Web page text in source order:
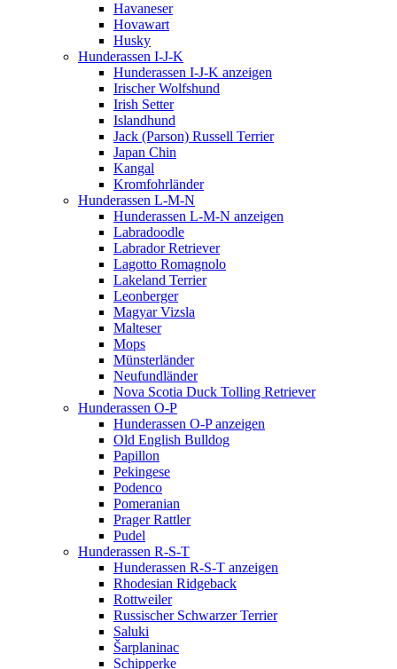
Havaneser
Hovawart
Husky
Hunderassen I-J-K
Hunderassen I-J-K anzeigen
Irischer Wolfshund
Irish Setter
Islandhund
Jack (Parson) Russell Terrier
Japan Chin
Kangal
Kromfohrländer
Hunderassen L-M-N
Hunderassen L-M-N anzeigen
Labradoodle
Labrador Retriever
Lagotto Romagnolo
Lakeland Terrier
Leonberger
Magyar Vizsla
Malteser
Mops
Münsterländer
Neufundländer
Nova Scotia Duck Tolling Retriever
Hunderassen O-P
Hunderassen O-P anzeigen
Old English Bulldog
Papillon
Pekingese
Podenco
Pomeranian
Prager Rattler
Pudel
Hunderassen R-S-T
Hunderassen R-S-T anzeigen
Rhodesian Ridgeback
Rottweiler
Russischer Schwarzer Terrier
Saluki
Šarplaninac
Schipperke